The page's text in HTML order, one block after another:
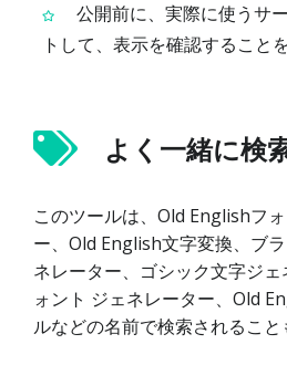
公開前に、実際に使うサ
トして、表示を確認すること
よく一緒に検
このツールは、Old Englishフ
ー、Old English文字変換、ブ
ネレーター、ゴシック文字ジ
ォント ジェネレーター、Old
ルなどの名前で検索されること